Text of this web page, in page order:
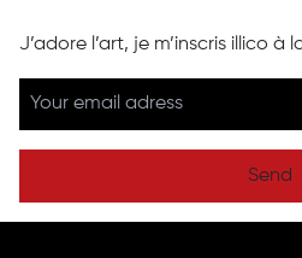
J’adore l’art, je m’inscris illico à
Send